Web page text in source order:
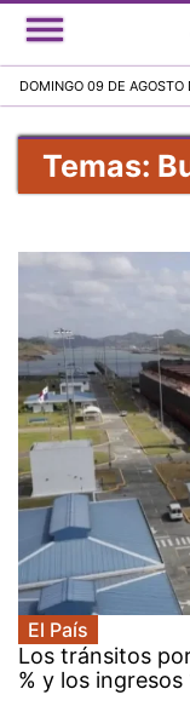
DOMINGO 09 DE
Temas:
El País
Los tránsitos
% y los ingresos